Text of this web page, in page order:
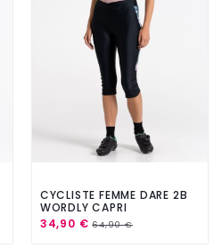
CYCLISTE FEMME DARE 2B
WORDLY CAPRI
34,90 €64,90 €